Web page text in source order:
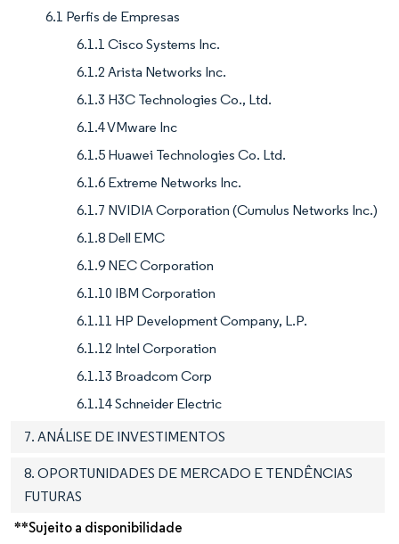
6.1 Perfis de Empresas
6.1.1 Cisco Systems Inc.
6.1.2 Arista Networks Inc.
6.1.3 H3C Technologies Co., Ltd.
6.1.4 VMware Inc
6.1.5 Huawei Technologies Co. Ltd.
6.1.6 Extreme Networks Inc.
6.1.7 NVIDIA Corporation (Cumulus Networks Inc.)
6.1.8 Dell EMC
6.1.9 NEC Corporation
6.1.10 IBM Corporation
6.1.11 HP Development Company, L.P.
6.1.12 Intel Corporation
6.1.13 Broadcom Corp
6.1.14 Schneider Electric
7. ANÁLISE DE INVESTIMENTOS
8. OPORTUNIDADES DE MERCADO E TENDÊNCIAS
FUTURAS
**Sujeito a disponibilidade